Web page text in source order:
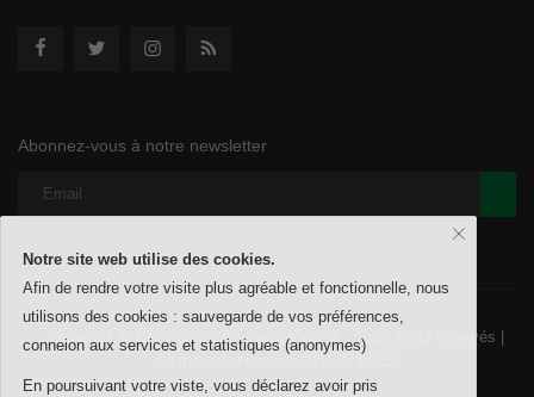
Abonnez-vous à notre newsletter
Copyright © 1999-2026 CES Saint-Vincent - Tous droits réservés |
Numéro d'entreprise 0411.074.023
Notre site web utilise des cookies.
Afin de rendre votre visite plus agréable et fonctionnelle, nous
utilisons des cookies : sauvegarde de vos préférences,
conneion aux services et statistiques (anonymes)
En poursuivant votre viste, vous déclarez avoir pris